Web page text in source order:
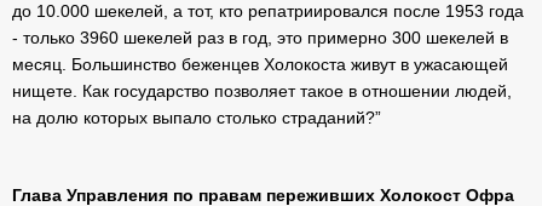
до 10.000 шекелей, а тот, кто репатриировался после 1953 года
- только 3960 шекелей раз в год, это примерно 300 шекелей в
месяц. Большинство беженцев Холокоста живут в ужасающей
нищете. Как государство позволяет такое в отношении людей,
на долю которых выпало столько страданий?”
Глава Управления по правам переживших Холокост Офра